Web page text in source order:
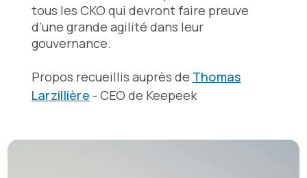
tous les CKO qui devront faire preuve
d’une grande agilité dans leur
gouvernance.
Propos recueillis auprès de Thomas
Larzillière - CEO de Keepeek